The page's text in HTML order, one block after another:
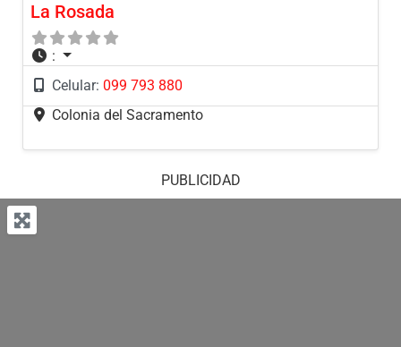
La Rosada
:
Celular: 099 793 880
Colonia del Sacramento
PUBLICIDAD